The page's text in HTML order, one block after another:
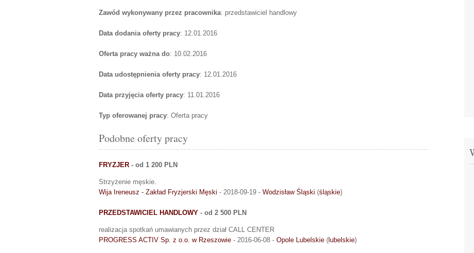
Zawód wykonywany przez pracownika: przedstawiciel handlowy
Data dodania oferty pracy: 12.01.2016
Oferta pracy ważna do: 10.02.2016
Data udostępnienia oferty pracy: 12.01.2016
Data przyjęcia oferty pracy: 11.01.2016
Typ oferowanej pracy: Oferta pracy
Podobne oferty pracy
FRYZJER - od 1 200 PLN
Strzyżenie męskie.
Wija Ireneusz - Zakład Fryzjerski Męski - 2018-09-19 - Wodzisław Śląski (śląskie)
PRZEDSTAWICIEL HANDLOWY - od 2 500 PLN
realizacja spotkań umawianych przez dział CALL CENTER
PROGRESS ACTIV Sp. z o.o. w Rzeszowie - 2016-06-08 - Opole Lubelskie ( lubelskie)